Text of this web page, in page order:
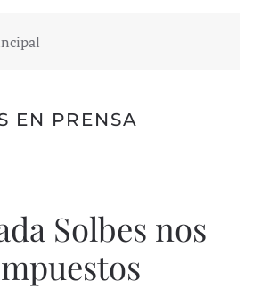
EN PRENSA
Solbes nos